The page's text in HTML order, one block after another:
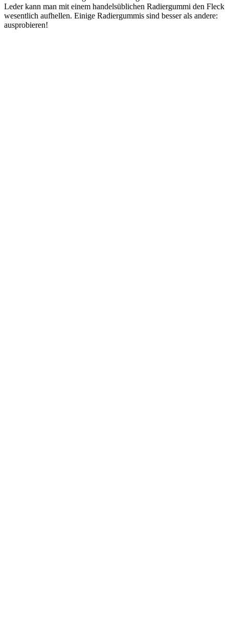
Leder kann man mit einem handelsüblichen Radiergummi den Fleck
wesentlich aufhellen. Einige Radiergummis sind besser als andere:
ausprobieren!